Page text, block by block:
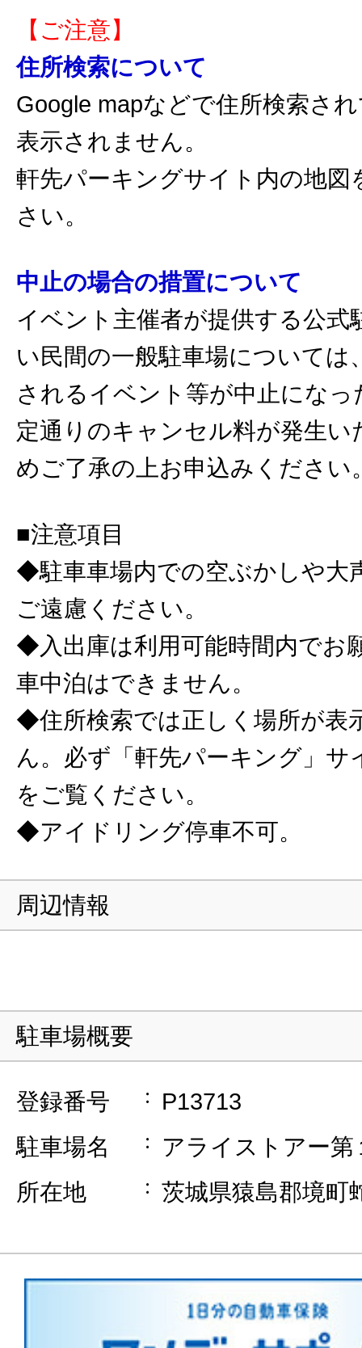
【ご注意】
住所検索について
Google mapなどで住所検索さ
表示されません。
軒先パーキングサイト内の地図
さい。
中止の場合の措置について
イベント主催者が提供する公式
い民間の一般駐車場については
されるイベント等が中止になっ
定通りのキャンセル料が発生い
めご了承の上お申込みください
■注意項目
◆駐車車場内での空ぶかしや大
ご遠慮ください。
◆入出庫は利用可能時間内でお
車中泊はできません。
◆住所検索では正しく場所が表
ん。必ず「軒先パーキング」サ
をご覧ください。
◆アイドリング停車不可。
周辺情報
駐車場概要
登録番号
P13713
駐車場名
アライストアー第
所在地
茨城県猿島郡境町